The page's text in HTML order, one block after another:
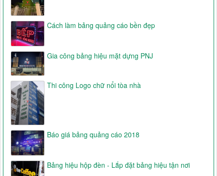
Cách làm bảng quảng cáo bền đẹp
Gia công bảng hiệu mặt dựng PNJ
Thi công Logo chữ nổi tòa nhà
Báo giá bảng quảng cáo 2018
Bảng hiệu hộp đèn - Lắp đặt bảng hiệu tận nơi